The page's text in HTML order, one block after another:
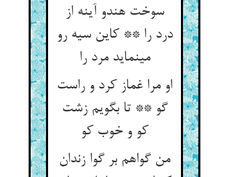
سوخت هندو آینه از
درد را ** کاین سیه رو
می‏نماید مرد را
او مرا غماز کرد و راست
گو ** تا بگویم زشت
کو و خوب کو
من گواهم بر گوا زندان